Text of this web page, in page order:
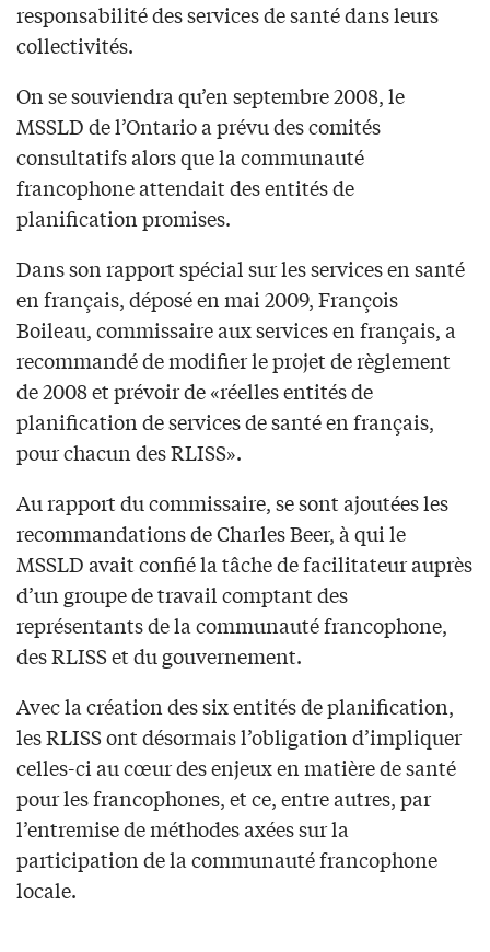
responsabilité des services de santé dans leurs
collectivités.
On se souviendra qu’en septembre 2008, le
MSSLD de l’Ontario a prévu des comités
consultatifs alors que la communauté
francophone attendait des entités de
planification promises.
Dans son rapport spécial sur les services en santé
en français, déposé en mai 2009, François
Boileau, commissaire aux services en français, a
recommandé de modifier le projet de règlement
de 2008 et prévoir de «réelles entités de
planification de services de santé en français,
pour chacun des RLISS».
Au rapport du commissaire, se sont ajoutées les
recommandations de Charles Beer, à qui le
MSSLD avait confié la tâche de facilitateur auprès
d’un groupe de travail comptant des
représentants de la communauté francophone,
des RLISS et du gouvernement.
Avec la création des six entités de planification,
les RLISS ont désormais l’obligation d’impliquer
celles-ci au cœur des enjeux en matière de santé
pour les francophones, et ce, entre autres, par
l’entremise de méthodes axées sur la
participation de la communauté francophone
locale.